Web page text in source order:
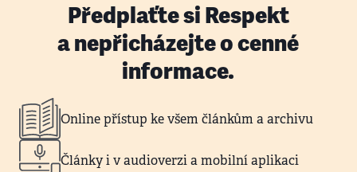
Předplaťte si Respekt
a nepřicházejte o cenné
informace.
Online přístup ke všem článkům a archivu
Články i v audioverzi a mobilní aplikaci